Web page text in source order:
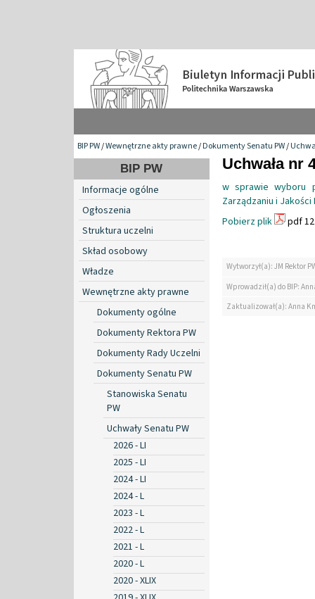
BIP PW/Wewnętrzne akty prawne/Dokumenty Senatu PW/
BIP PW
Informacje ogólne
Ogłoszenia
Struktura uczelni
Skład osobowy
Władze
Wewnętrzne akty prawne
Dokumenty ogólne
Dokumenty Rektora PW
Dokumenty Rady Uczelni
Dokumenty Senatu PW
Stanowiska Senatu
PW
Uchwały Senatu PW
2026 - LI
2025 - LI
2024 - LI
2024 - L
2023 - L
2022 - L
2021 - L
2020 - L
2020 - XLIX
Uchwała nr
w sprawie wyboru
Zarządzaniu i
Pobierz plik
pdf
Wytworzył(a): JM Rektor
Wprowadził(a) do BIP:
Zaktualizował(a): Anna